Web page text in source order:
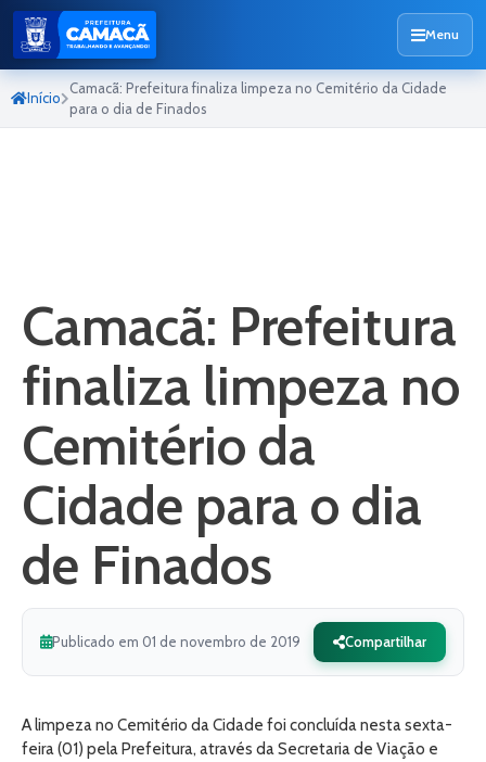
Menu
Início
Camacã: Prefeitura finaliza limpeza no Cemitério da Cidade
para o dia de Finados
Camacã: Prefeitura
finaliza limpeza no
Cemitério da
Cidade para o dia
de Finados
Publicado em 01 de novembro de 2019 Compartilhar
A limpeza no Cemitério da Cidade foi concluída nesta sexta-
feira (01) pela Prefeitura, através da Secretaria de Viação e